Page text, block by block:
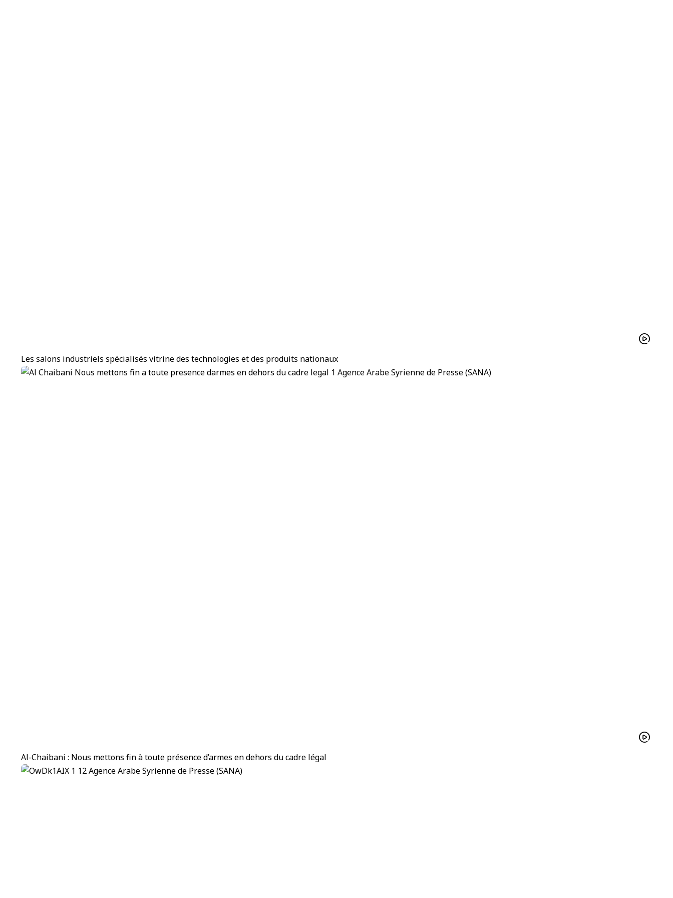
Les salons industriels spécialisés vitrine des technologies et des produits nationaux
Al-Chaibani : Nous mettons fin à toute présence d’armes en dehors du cadre légal